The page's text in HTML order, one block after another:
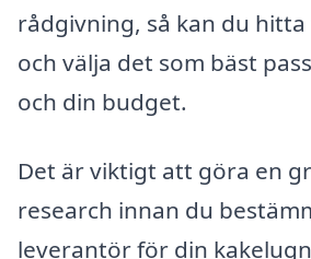
rådgivning, så kan du
och välja det som bäst
och din budget.
Det är viktigt att göra en
research innan du
leverantör för din